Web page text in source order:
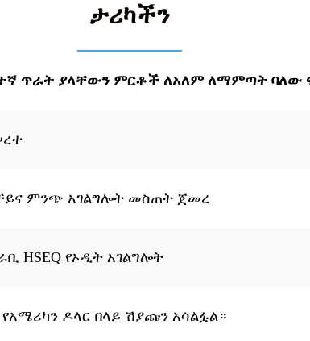
ታሪካችን
ጥራት ያላቸውን ምርቶች ለአለም ለማምጣት ባለው
ምንጭ አገልግሎት መስጠት ጀመረ
HSEQ የኦዲት አገልግሎት
ዶላር በላይ ሽያጩን አሳልፏል።